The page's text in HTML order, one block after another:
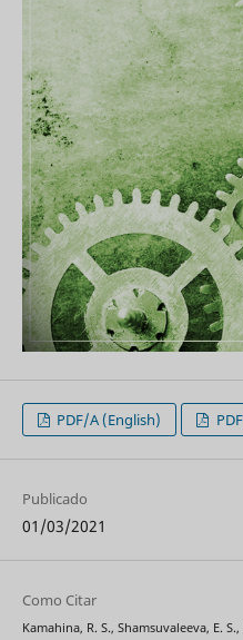
PDF/A (English)
Publicado
01/03/2021
Como Citar
Kamahina, R. S., Shamsuvaleeva, E.